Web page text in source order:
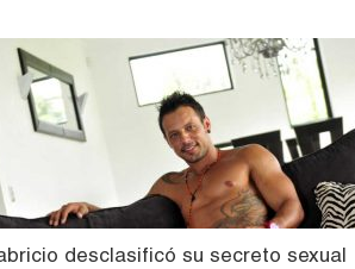
desclasificó su secreto sexual